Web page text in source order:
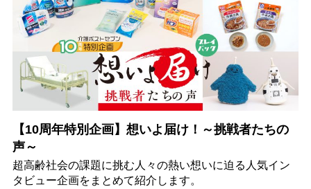
【10周年特別企画】想いよ届け！～挑戦者たちの
声～
超高齢社会の課題に挑む人々の熱い想いに迫る人気イン
タビュー企画をまとめて紹介します。